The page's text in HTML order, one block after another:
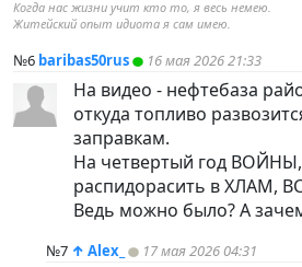
Когда нас жизни учит кто то, я весь немею.
Житейский опыт идиота я сам имею.
№6 baribas50rus 16 мая 2026 21:33
На видео - нефтебаза
откуда топливо
заправкам.
На четвертый год
распидорасить в ХЛАМ,
Ведь можно было? А
№7 ↑ Alex_ 17 мая 2026 04:31